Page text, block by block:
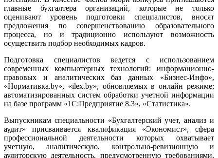
главные бухгалтера организаций, которые не только
оценивают уровень подготовки специалистов, вносят
предложения по совершенствованию образовательного
процесса, но и традиционно используют возможность
осуществить подбор необходимых кадров.
Подготовка специалистов ведется с использованием
современных компьютерных технологий: информационно-
правовых и аналитических баз данных «Бизнес-Инфо»,
«Нормативка.by», «ilex.by», обновляемых в онлайн режиме;
автоматизированных систем обработки учетной информации
на базе программ «1С:Предприятие 8.3», «Статистика».
Выпускникам специальности «Бухгалтерский учет, анализ и
аудит» присваивается квалификация «Экономист», сфера
профессиональной деятельности которых охватывает
учетную, аналитическую, контрольно-ревизионную и
аудиторскую деятельность, предусмотренную требованиями,